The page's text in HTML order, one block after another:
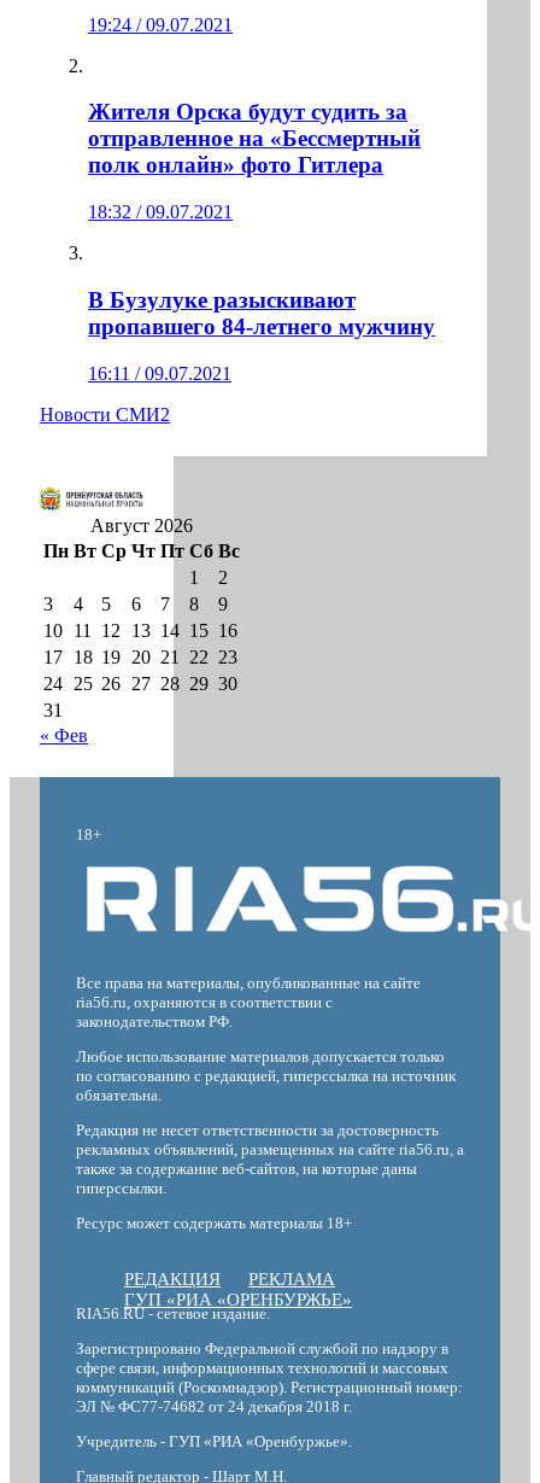
19:24 / 09.07.2021
Жителя Орска будут судить за
отправленное на «Бессмертный
полк онлайн» фото Гитлера
18:32 / 09.07.2021
В Бузулуке разыскивают
пропавшего 84-летнего мужчину
16:11 / 09.07.2021
Новости СМИ2
Август 2026
Пн Вт Ср Чт Пт Сб Вс
1
2
3
4 5 6 7 8
9
10 11 12 13 14 15 16
17 18 19 20 21 22 23
24 25 26 27 28 29 30
31
« Фев
18+
Все права на материалы, опубликованные на сайте
ria56.ru, охраняются в соответствии с
законодательством РФ.
Любое использование материалов допускается только
по согласованию с редакцией, гиперссылка на источник
обязательна.
Редакция не несет ответственности за достоверность
рекламных объявлений, размещенных на сайте ria56.ru, а
также за содержание веб-сайтов, на которые даны
гиперссылки.
Ресурс может содержать материалы 18+
РЕДАКЦИЯ
РЕКЛАМА
ГУП «РИА «ОРЕНБУРЖЬЕ»
RIA56.RU - сетевое издание.
Зарегистрировано Федеральной службой по надзору в
сфере связи, информационных технологий и массовых
коммуникаций (Роскомнадзор). Регистрационный номер:
ЭЛ № ФС77-74682 от 24 декабря 2018 г.
Учредитель - ГУП «РИА «Оренбуржье».
Главный редактор - Шарт М.Н.